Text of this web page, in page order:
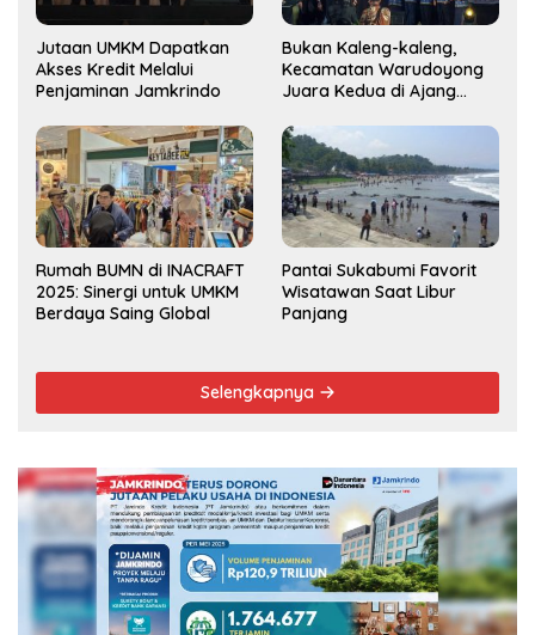
Jutaan UMKM Dapatkan
Akses Kredit Melalui
Penjaminan Jamkrindo
Bukan Kaleng-kaleng,
Kecamatan Warudoyong
Juara Kedua di Ajang
2025
Rumah BUMN di INACRAFT
2025: Sinergi untuk UMKM
Berdaya Saing Global
Pantai Sukabumi Favorit
Wisatawan Saat Libur
Panjang
Selengkapnya